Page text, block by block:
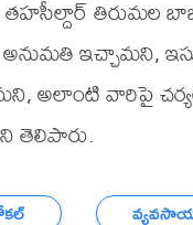
తహసీల్దార్ తిరుమల
ఇచ్చామని,
అలాంటి వారిపై
తెలిపారు.